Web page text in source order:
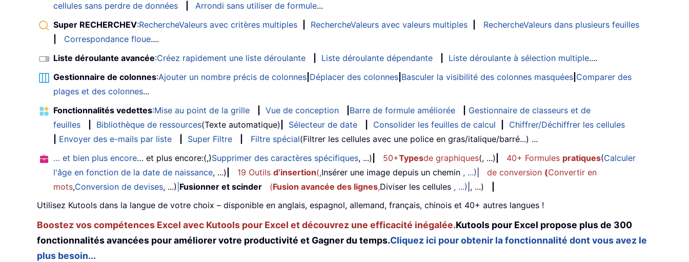
cellules sans perdre de données
Arrondi sans utiliser de formule...
Super RECHERCHEV:RechercheValeurs avec critères multiples RechercheValeurs avec valeurs multiples
RechercheValeurs dans plusieurs feuilles
Correspondance floue....
Liste déroulante avancée:Créez rapidement une liste déroulante Liste déroulante dépendante Liste déroulante à sélection multiple....
Gestionnaire de colonnes:Ajouter un nombre précis de colonnes Déplacer des colonnes Basculer la visibilité des colonnes masquées Comparer des
plages et des colonnes...
Fonctionnalités vedettes:Mise au point de la grille Vue de conception Barre de formule améliorée
Gestionnaire de classeurs et de
feuilles
Bibliothèque de ressources(Texte automatique) Sélecteur de date Consolider les feuilles de calcul
Chiffrer/Déchiffrer les cellules
Envoyer des e-mails par liste Super Filtre Filtre spécial(Filtrer les cellules avec une police en gras/italique/barré...) ...
… et bien plus encore… et plus encore:(,)Supprimer des caractères spécifiques, ...) 50+Typesde graphiques(, ...) 40+ Formules pratiques(Calculer
l'âge en fonction de la date de naissance, ...) 19 Outils d’insertion(,Insérer une image depuis un chemin , ...) de conversion (Convertir en
mots,Conversion de devises, ...) Fusionner et scinder (Fusion avancée des lignes,Diviser les cellules , ...) |, ...)
Utilisez Kutools dans la langue de votre choix – disponible en anglais, espagnol, allemand, français, chinois et 40+ autres langues !
Boostez vos compétences Excel avec Kutools pour Excel et découvrez une efficacité inégalée.Kutools pour Excel propose plus de 300
fonctionnalités avancées pour améliorer votre productivité et Gagner du temps.Cliquez ici pour obtenir la fonctionnalité dont vous avez le
plus besoin...